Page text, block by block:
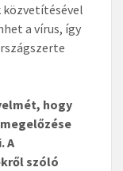
közvetítésével
a vírus, így
hogy
A
szóló